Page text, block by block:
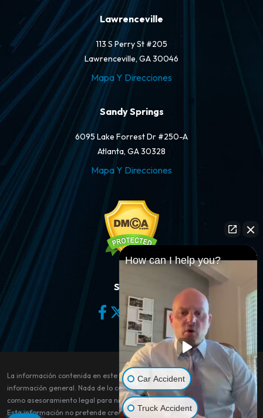
Lawrenceville
113 S Perry St #205
Lawrenceville, GA 30046
Mapa Y Direcciones
Sandy Springs
6095 Lake Forrest Dr #250-A
Atlanta, GA 30328
Mapa Y Direcciones
Síganos
La información contenida en este sitio web es sólo para fines de
información general. Nada de lo contenido en este sitio debe tomarse
como asesoramiento legal para ningún caso o situación individual.
Esta información no pretende crear, y su recepción o visualización no
How can I help you?
Car Accident
Truck Accident